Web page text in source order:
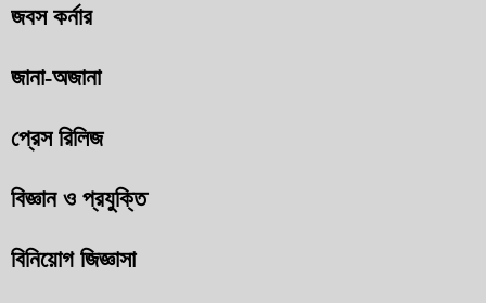
জবস কর্নার
জানা-অজানা
প্রেস রিলিজ
বিজ্ঞান ও প্রযুক্তি
বিনিয়োগ জিজ্ঞাসা